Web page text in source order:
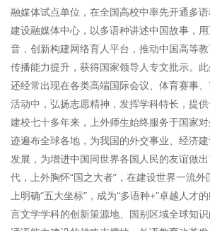
融媒体试点单位，在全国高校中率先开通多语
建设融媒体中心，以多语种讲述中国故事，
音，创新构建网络育人平台，推动中国高等
传播能力提升，获得国家领导人专文批示。
还经常出现在各类高端国际会议、体育赛事
活动中，弘扬志愿精神，发挥学科特长，提供
建校七十多年来，上外师生始终服务于国家
迹遍布全球各地，为我国的外交事业、经济
发展，为增进中国同世界各国人民的友谊做
代，上外胸怀“国之大者”，在建设世界一流
上明确“五大坐标”，成为“多语种+”卓越人才
言文学学科的创新策源地、国别区域全球知